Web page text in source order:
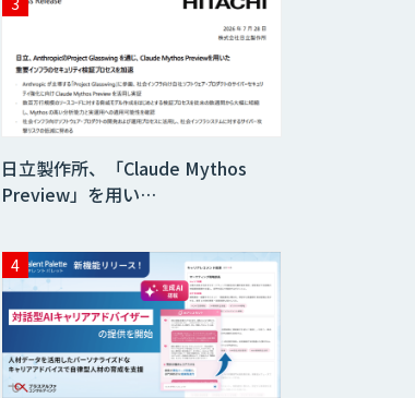
データ分析エージ
ェント
き」コンサルティ
ングサービス
ロボット向け教師
データ収集・作成
SaaS・サブスク
向け収益管理プラ
ットフォーム「ソ
アスク」
日立製作所、「Claude Mythos
Preview」を用い…